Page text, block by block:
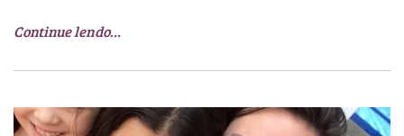
Continue lendo…